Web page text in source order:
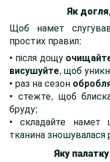
Як
Щоб намет
простих правил:
• після дощу
висушуйте, щоб
• раз на сезон
• стежте, щоб
бруду;
• складайте намет
тканина зношувалася
Яку